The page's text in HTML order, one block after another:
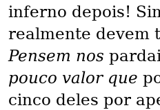
inferno depois!
realmente devem
Pensem nos
pouco valor que
cinco deles por